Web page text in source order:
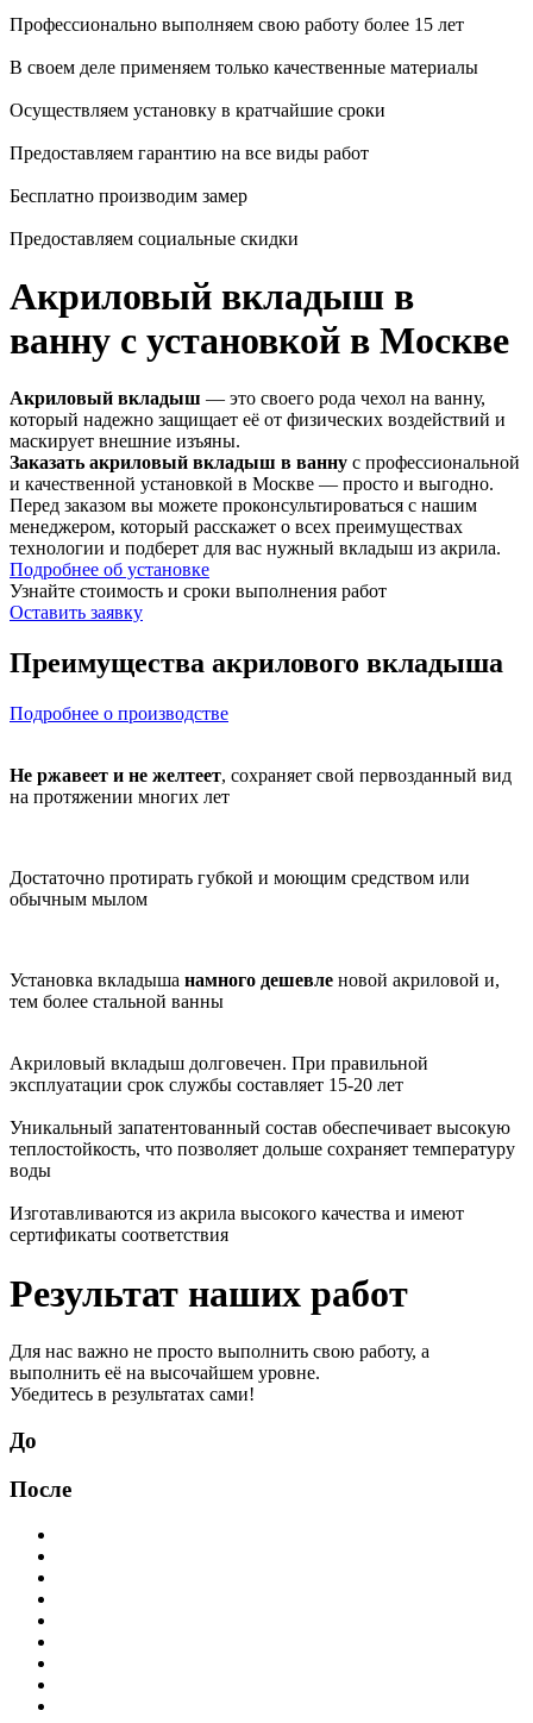
Профессионально выполняем свою работу более 15 лет
В своем деле применяем только качественные материалы
Осуществляем установку в кратчайшие сроки
Предоставляем гарантию на все виды работ
Бесплатно производим замер
Предоставляем социальные скидки
Акриловый вкладыш в
ванну с установкой в Москве
Акриловый вкладыш — это своего рода чехол на ванну,
который надежно защищает её от физических воздействий и
маскирует внешние изъяны.
Заказать акриловый вкладыш в ванну с профессиональной
и качественной установкой в Москве — просто и выгодно.
Перед заказом вы можете проконсультироваться с нашим
менеджером, который расскажет о всех преимуществах
технологии и подберет для вас нужный вкладыш из акрила.
Подробнее об установке
Узнайте стоимость и сроки выполнения работ
Оставить заявку
Преимущества акрилового вкладыша
Подробнее о производстве
Не ржавеет и не желтеет, сохраняет свой первозданный вид
на протяжении многих лет
Достаточно протирать губкой и моющим средством или
обычным мылом
Установка вкладыша намного дешевле новой акриловой и,
тем более стальной ванны
Акриловый вкладыш долговечен. При правильной
эксплуатации срок службы составляет 15-20 лет
Уникальный запатентованный состав обеспечивает высокую
теплостойкость, что позволяет дольше сохраняет температуру
воды
Изготавливаются из акрила высокого качества и имеют
сертификаты соответствия
Результат наших работ
Для нас важно не просто выполнить свою работу, а
выполнить её на высочайшем уровне.
Убедитесь в результатах сами!
До
После